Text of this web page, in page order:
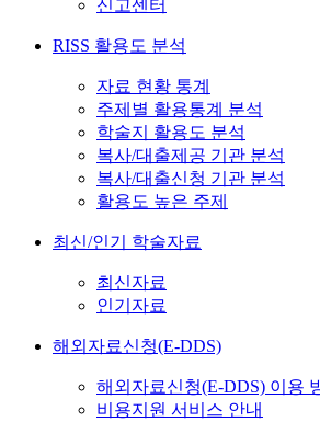
신고센터
RISS 활용도 분석
자료 현황 통계
주제별 활용통계 분석
학술지 활용도 분석
복사/대출제공 기관 분석
복사/대출신청 기관 분석
활용도 높은 주제
최신/인기 학술자료
최신자료
인기자료
해외자료신청(E-DDS)
해외자료신청(E-DDS) 이용
비용지원 서비스 안내